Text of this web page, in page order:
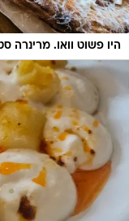
היו פשוט וואו. מרינרה